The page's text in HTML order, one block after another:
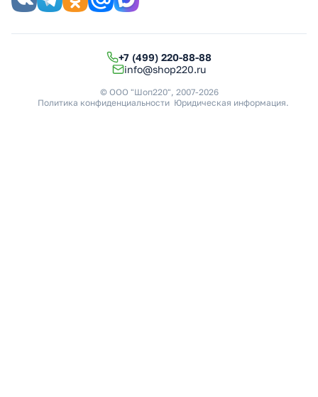
+7 (499) 220-88-88
info@shop220.ru
© ООО "Шоп220", 2007-2026
Политика конфиденциальности Юридическая информация.